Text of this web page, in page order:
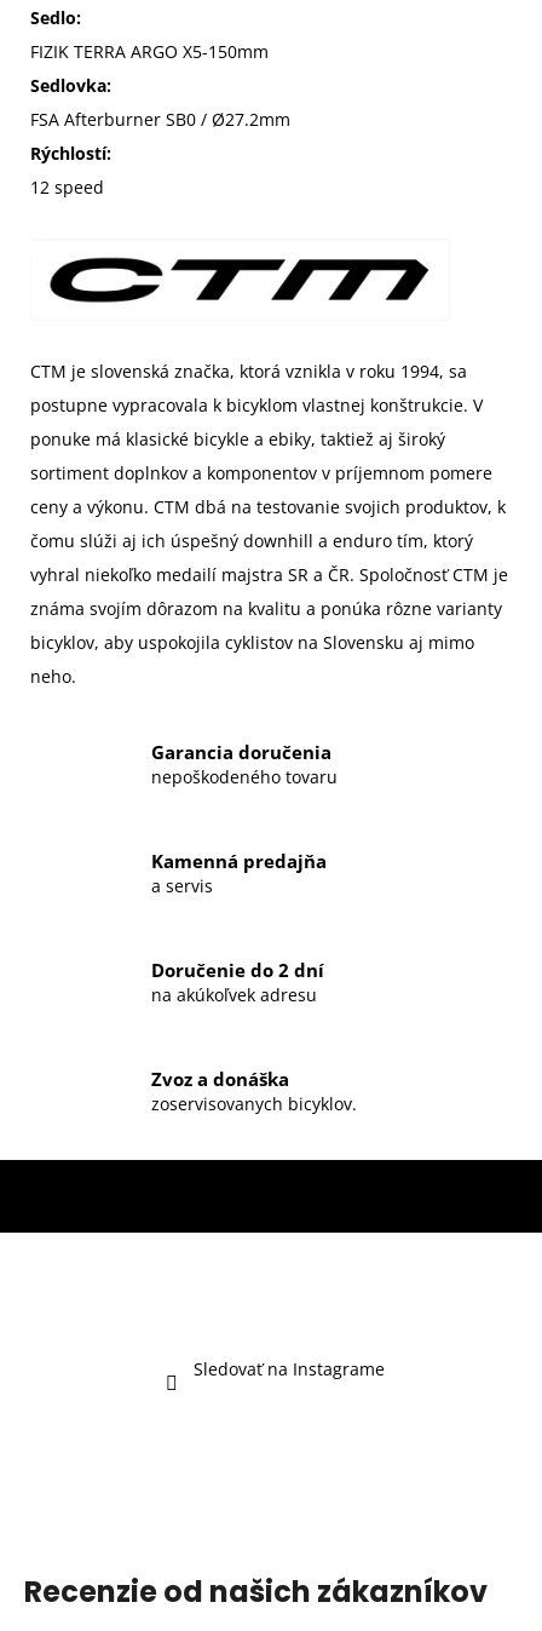
Sedlo:
FIZIK TERRA ARGO X5-150mm
Sedlovka:
FSA Afterburner SB0 / Ø27.2mm
Rýchlostí:
12 speed
CTM je slovenská značka, ktorá vznikla v roku 1994, sa
postupne vypracovala k bicyklom vlastnej konštrukcie. V
ponuke má klasické bicykle a ebiky, taktiež aj široký
sortiment doplnkov a komponentov v príjemnom pomere
ceny a výkonu. CTM dbá na testovanie svojich produktov, k
čomu slúži aj ich úspešný downhill a enduro tím, ktorý
vyhral niekoľko medailí majstra SR a ČR. Spoločnosť CTM je
známa svojím dôrazom na kvalitu a ponúka rôzne varianty
bicyklov, aby uspokojila cyklistov na Slovensku aj mimo
neho.
Garancia doručenia
nepoškodeného tovaru
Kamenná predajňa
a servis
Doručenie do 2 dní
na akúkoľvek adresu
Zvoz a donáška
zoservisovanych bicyklov.
Sledovať na Instagrame
Recenzie od našich zákazníkov